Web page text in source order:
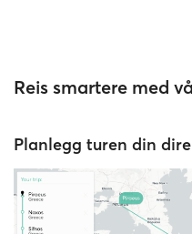
Reis smartere med
Planlegg turen din